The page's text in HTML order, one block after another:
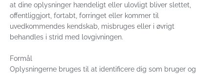
at dine oplysninger hændeligt eller ulovligt bliver slettet,
offentliggjort, fortabt, forringet eller kommer til
uvedkommendes kendskab, misbruges eller i øvrigt
behandles i strid med lovgivningen.
Formål
Oplysningerne bruges til at identificere dig som bruger og